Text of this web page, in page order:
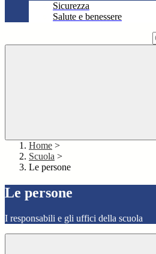
Sicurezza
Salute e benessere
Home >
Scuola >
Le persone
Le persone
I responsabili e gli uffici della scuola